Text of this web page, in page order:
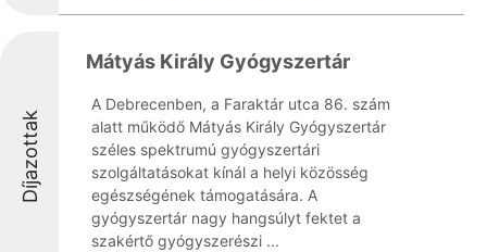
Díjazottak
Mátyás Király Gyógyszertár
A Debrecenben, a Faraktár utca 86. szám
alatt működő Mátyás Király Gyógyszertár
széles spektrumú gyógyszertári
szolgáltatásokat kínál a helyi közösség
egészségének támogatására. A
gyógyszertár nagy hangsúlyt fektet a
szakértő gyógyszerészi ...